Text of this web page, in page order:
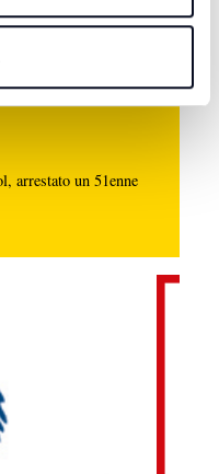
nona edizione del
arrestato un 51enne